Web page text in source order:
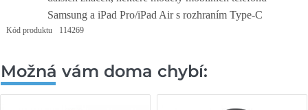
Samsung a iPad Pro/iPad Air s rozhraním Type-C
Kód produktu 114269
Možná vám doma chybí: